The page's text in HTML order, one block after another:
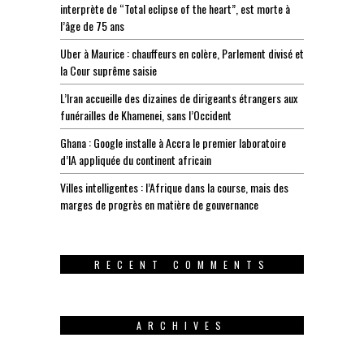
interprète de “Total eclipse of the heart”, est morte à
l’âge de 75 ans
Uber à Maurice : chauffeurs en colère, Parlement divisé et
la Cour suprême saisie
L’Iran accueille des dizaines de dirigeants étrangers aux
funérailles de Khamenei, sans l’Occident
Ghana : Google installe à Accra le premier laboratoire
d’IA appliquée du continent africain
Villes intelligentes : l’Afrique dans la course, mais des
marges de progrès en matière de gouvernance
RECENT COMMENTS
ARCHIVES